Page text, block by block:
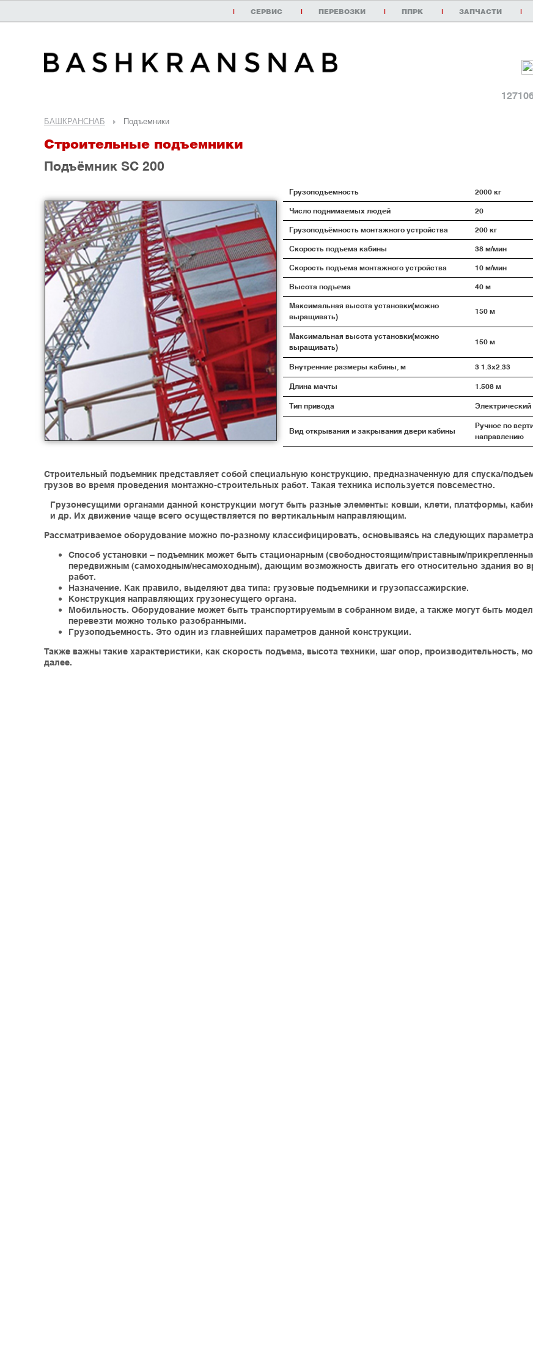
| СЕРВИС | ПЕРЕВОЗКИ | ППРК | ЗАПЧАСТИ |
БАШКРАНСНАБ Подъемники
Строительные подъемники
Подъёмник SC 200
Грузоподъемность 2000 кг
Число поднимаемых людей 20
Грузоподъёмность монтажного устройства 200 кг
Скорость подъема кабины 38 м/мин
Скорость подъема монтажного устройства 10 м/мин
Высота подъема 40 м
Максимальная высота установки(можно
выращивать)
150 м
Максимальная высота установки(можно
выращивать)
150 м
Внутренние размеры кабины, м 3 1.3х2.33
Длина мачты 1.508 м
Тип привода
Вид открывания и закрывания двери кабины
Ручное по
направлению
Строительный подъемник представляет собой специальную конструкцию, предназначенную для спуска/
грузов во время проведения монтажно-строительных работ. Такая техника используется повсеместно.
Грузонесущими органами данной конструкции могут быть разные элементы: ковши, клети, платформы,
и др. Их движение чаще всего осуществляется по вертикальным направляющим.
Рассматриваемое оборудование можно по-разному классифицировать, основываясь на следующих
Способ установки – подъемник может быть стационарным (свободностоящим/приставным/
передвижным (самоходным/несамоходным), дающим возможность двигать его относительно здания во
работ.
Назначение. Как правило, выделяют два типа: грузовые подъемники и грузопассажирские.
Конструкция направляющих грузонесущего органа.
Мобильность. Оборудование может быть транспортируемым в собранном виде, а также могут быть
перевезти можно только разобранными.
Грузоподъемность. Это один из главнейших параметров данной конструкции.
Также важны такие характеристики, как скорость подъема, высота техники, шаг опор, производительность,
далее.